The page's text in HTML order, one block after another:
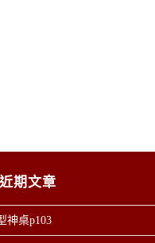
近期文章
神桌p103